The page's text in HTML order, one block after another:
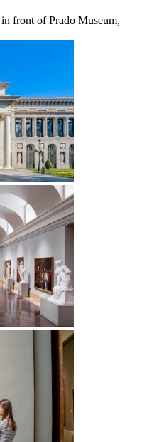
front of Prado Museum,